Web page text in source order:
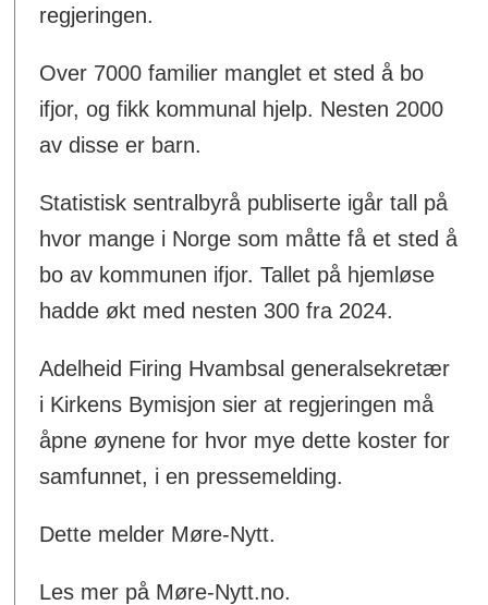
regjeringen.
Over 7000 familier manglet et sted å bo
ifjor, og fikk kommunal hjelp. Nesten 2000
av disse er barn.
Statistisk sentralbyrå publiserte igår tall på
hvor mange i Norge som måtte få et sted å
bo av kommunen ifjor. Tallet på hjemløse
hadde økt med nesten 300 fra 2024.
Adelheid Firing Hvambsal generalsekretær
i Kirkens Bymisjon sier at regjeringen må
åpne øynene for hvor mye dette koster for
samfunnet, i en pressemelding.
Dette melder Møre-Nytt.
Les mer på Møre-Nytt.no.